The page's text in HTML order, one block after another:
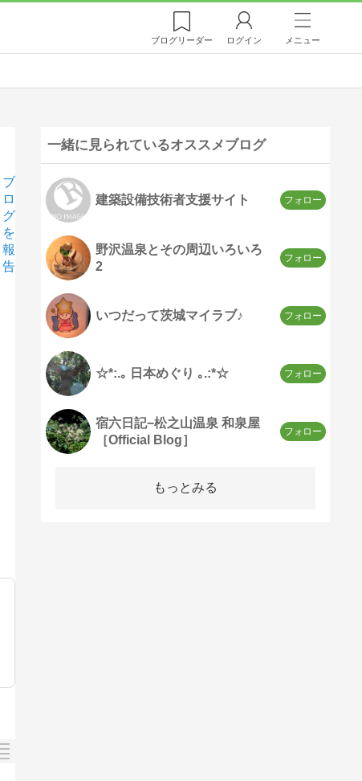
ブログリーダー ログイン メニュー
ブ
ロ
グ
を
報
告
一緒に見られているオススメブログ
建築設備技術者支援サイト
野沢温泉とその周辺いろいろ
2
いつだって茨城マイラブ♪
☆*:.｡ 日本めぐり ｡.:*☆
宿六日記−松之山温泉 和泉屋
［Official Blog］
もっとみる